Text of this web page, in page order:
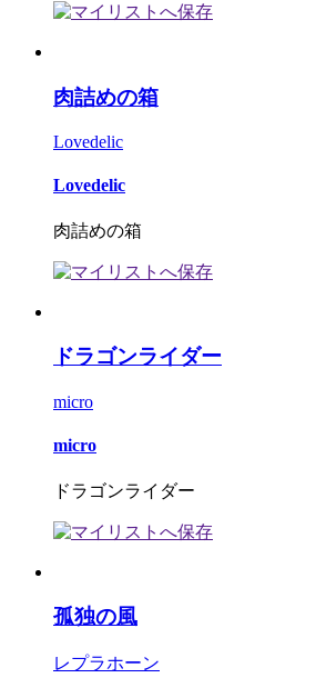
肉詰めの箱
Lovedelic
Lovedelic
肉詰めの箱
ドラゴンライダー
micro
micro
ドラゴンライダー
孤独の風
レプラホーン